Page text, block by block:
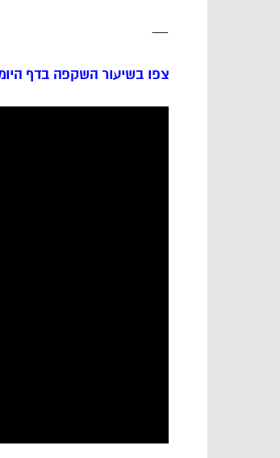
—
צפו בשיעור השקפה בדף